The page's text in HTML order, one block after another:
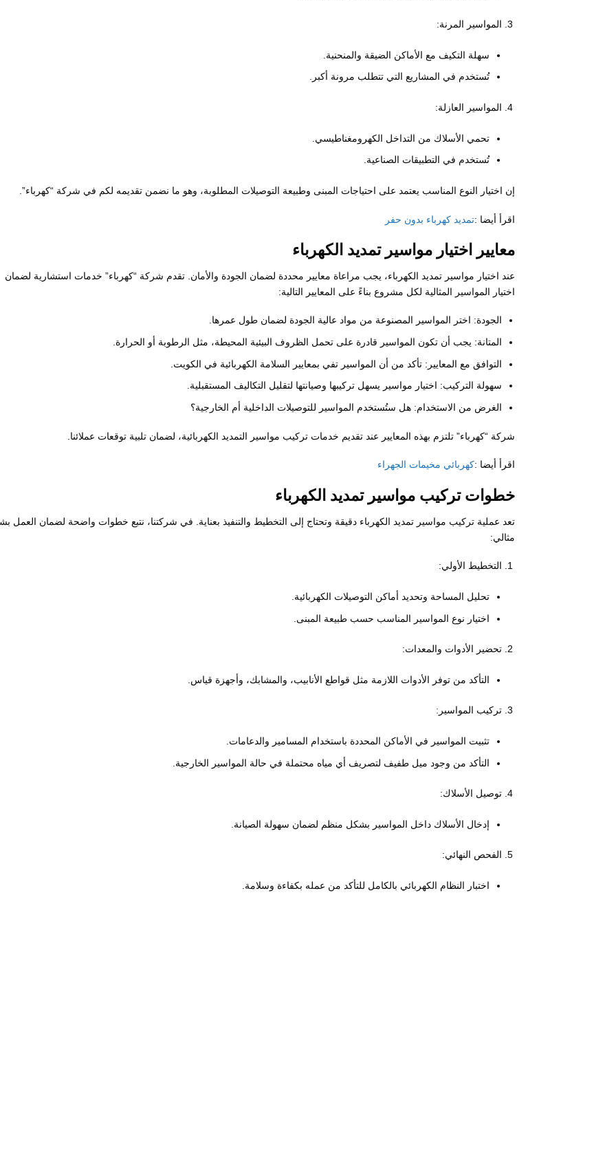
المواسير المرنة:
سهلة التكيف مع الأماكن الضيقة والمنحنية.
تُستخدم في المشاريع التي تتطلب مرونة أكبر.
المواسير العازلة:
تحمي الأسلاك من التداخل الكهرومغناطيسي.
تُستخدم في التطبيقات الصناعية.
إن اختيار النوع المناسب يعتمد على احتياجات المبنى وطبيعة التوصيلات المطلوبة، وهو ما نضمن تقديمه لكم في شركة “كهرباء”.
اقرأ أيضا :تمديد كهرباء بدون حفر
معايير اختيار مواسير تمديد الكهرباء
عند اختيار مواسير تمديد الكهرباء، يجب مراعاة معايير محددة لضمان الجودة والأمان. تقدم شركة “كهرباء” خدمات استشارية لضمان
اختيار المواسير المثالية لكل مشروع بناءً على المعايير التالية:
الجودة: اختر المواسير المصنوعة من مواد عالية الجودة لضمان طول عمرها.
المتانة: يجب أن تكون المواسير قادرة على تحمل الظروف البيئية المحيطة، مثل الرطوبة أو الحرارة.
التوافق مع المعايير: تأكد من أن المواسير تفي بمعايير السلامة الكهربائية في الكويت.
سهولة التركيب: اختيار مواسير يسهل تركيبها وصيانتها لتقليل التكاليف المستقبلية.
الغرض من الاستخدام: هل ستُستخدم المواسير للتوصيلات الداخلية أم الخارجية؟
شركة “كهرباء” تلتزم بهذه المعايير عند تقديم خدمات تركيب مواسير التمديد الكهربائية، لضمان تلبية توقعات عملائنا.
اقرأ أيضا :كهربائي مخيمات الجهراء
خطوات تركيب مواسير تمديد الكهرباء
تعد عملية تركيب مواسير تمديد الكهرباء دقيقة وتحتاج إلى التخطيط والتنفيذ بعناية. في شركتنا، نتبع خطوات واضحة لضمان العمل
مثالي:
التخطيط الأولي:
تحليل المساحة وتحديد أماكن التوصيلات الكهربائية.
اختيار نوع المواسير المناسب حسب طبيعة المبنى.
تحضير الأدوات والمعدات:
التأكد من توفر الأدوات اللازمة مثل قواطع الأنابيب، والمشابك، وأجهزة قياس.
تركيب المواسير:
تثبيت المواسير في الأماكن المحددة باستخدام المسامير والدعامات.
التأكد من وجود ميل طفيف لتصريف أي مياه محتملة في حالة المواسير الخارجية.
توصيل الأسلاك:
إدخال الأسلاك داخل المواسير بشكل منظم لضمان سهولة الصيانة.
الفحص النهائي:
اختبار النظام الكهربائي بالكامل للتأكد من عمله بكفاءة وسلامة.